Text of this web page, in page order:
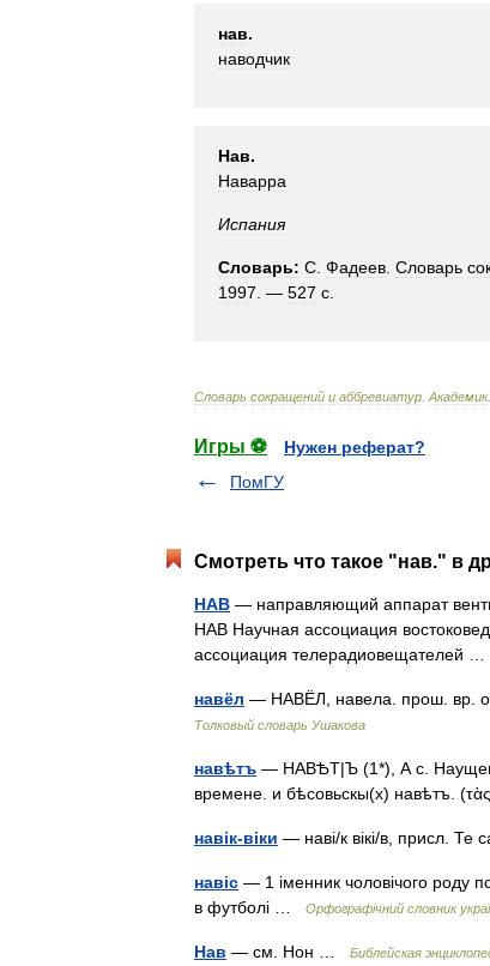
нав.
наводчик
Нав.
Наварра
Испания
Словарь: С Фадеев Словарь
1997 . — 527 с
Словарь сокращений и аббревиатур Академик.
Игры ⚽
Нужен реферат?
ПомГУ
Смотреть что такое "нав." в
НАВ — направляющий аппарат
НАВ Научная ассоциация
ассоциация телерадиовещателей …
навёл — НАВЁЛ, навела. прош. вр.
Толковый словарь Ушакова
навѣтъ — НАВѢТ|Ъ (1*), А с.
времене. и бѣсовьскы(х) навѣтъ.
навік-віки — наві/к вікі/в, присл.
навіс — 1 іменник чоловічого роду
в футболі …
Орфографічний словник
Нав — см. Нон … Библейская